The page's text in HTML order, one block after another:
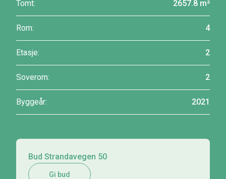
Tomt: 2657.8 m²
Rom: 4
Etasje: 2
Soverom: 2
Byggeår: 2021
Bud Strandavegen 50
Gi bud